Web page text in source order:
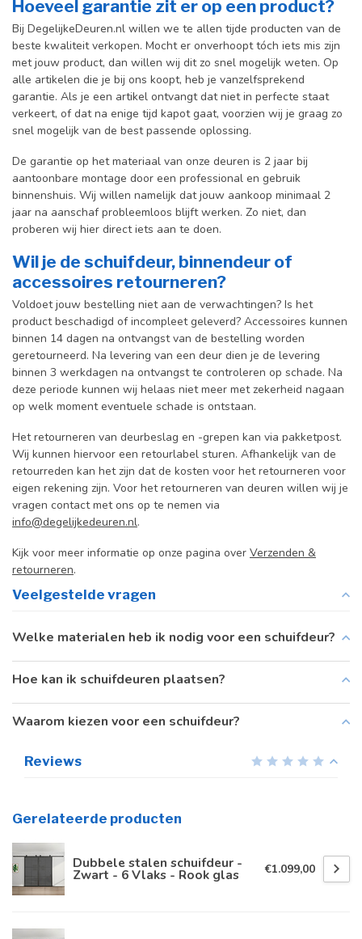
Hoeveel garantie zit er op een product?
Bij DegelijkeDeuren.nl willen we te allen tijde producten van de
beste kwaliteit verkopen. Mocht er onverhoopt tóch iets mis zijn
met jouw product, dan willen wij dit zo snel mogelijk weten. Op
alle artikelen die je bij ons koopt, heb je vanzelfsprekend
garantie. Als je een artikel ontvangt dat niet in perfecte staat
verkeert, of dat na enige tijd kapot gaat, voorzien wij je graag zo
snel mogelijk van de best passende oplossing.
De garantie op het materiaal van onze deuren is 2 jaar bij
aantoonbare montage door een professional en gebruik
binnenshuis. Wij willen namelijk dat jouw aankoop minimaal 2
jaar na aanschaf probleemloos blijft werken. Zo niet, dan
proberen wij hier direct iets aan te doen.
Wil je de schuifdeur, binnendeur of
accessoires retourneren?
Voldoet jouw bestelling niet aan de verwachtingen? Is het
product beschadigd of incompleet geleverd? Accessoires kunnen
binnen 14 dagen na ontvangst van de bestelling worden
geretourneerd. Na levering van een deur dien je de levering
binnen 3 werkdagen na ontvangst te controleren op schade. Na
deze periode kunnen wij helaas niet meer met zekerheid nagaan
op welk moment eventuele schade is ontstaan.
Het retourneren van deurbeslag en -grepen kan via pakketpost.
Wij kunnen hiervoor een retourlabel sturen. Afhankelijk van de
retourreden kan het zijn dat de kosten voor het retourneren voor
eigen rekening zijn. Voor het retourneren van deuren willen wij je
vragen contact met ons op te nemen via
info@degelijkedeuren.nl.
Kijk voor meer informatie op onze pagina over Verzenden &
retourneren.
Veelgestelde vragen
Welke materialen heb ik nodig voor een schuifdeur?
Hoe kan ik schuifdeuren plaatsen?
Waarom kiezen voor een schuifdeur?
Reviews
Gerelateerde producten
Dubbele stalen schuifdeur -
Zwart - 6 Vlaks - Rook glas €1.099,00